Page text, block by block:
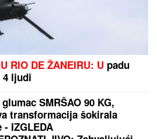
Beograda! Gori kod
iz više pravaca, nebo se